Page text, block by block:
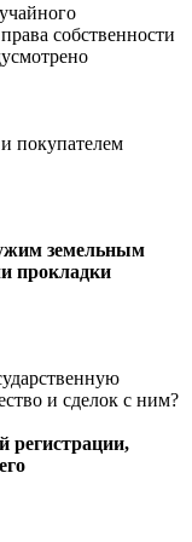
собственности
покупателем
земельным
прокладки
и сделок с ним?
регистрации,